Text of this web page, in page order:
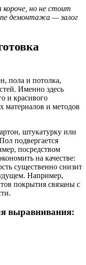
но не стоит
демонтажа — залог
пола и потолка,
Именно здесь
и красивого
материалов и методов
штукатурку или
подвергается
посредством
на качестве:
существенно снизит
Например,
покрытия связаны с
выравнивания: